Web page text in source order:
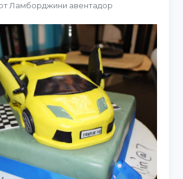
Ламборджини авентадор